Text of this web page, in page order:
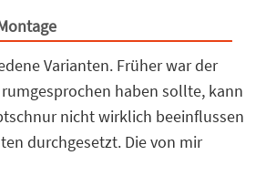
Varianten. Früher war der
haben sollte, kann
nicht wirklich beeinflussen
durchgesetzt. Die von mir